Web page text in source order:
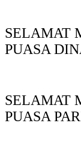
SELAMAT
PUASA
SELAMAT
PUASA